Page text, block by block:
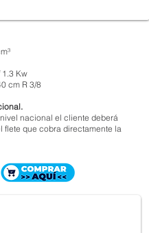
1.3 Kw
cm R 3/8
nacional el cliente deberá
flete que cobra directamente la
STIHL MS 210